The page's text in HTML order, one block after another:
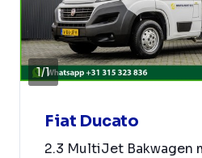
1/1
Fiat Ducato
2.3 MultiJet Bakwagen